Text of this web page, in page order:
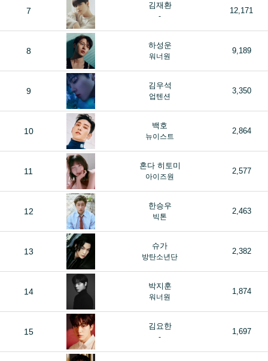
7
김재환
-
12,171
8
하성운
워너원
9,189
9
김우석
업텐션
3,350
10
백호
뉴이스트
2,864
11
혼다 히토미
아이즈원
2,577
12
한승우
빅톤
2,463
13
슈가
방탄소년단
2,382
14
박지훈
워너원
1,874
15
김요한
-
1,697